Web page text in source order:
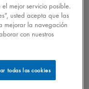
mejor servicio posible.
usted acepta que las
mejorar la navegación
con nuestros
todas las cookies